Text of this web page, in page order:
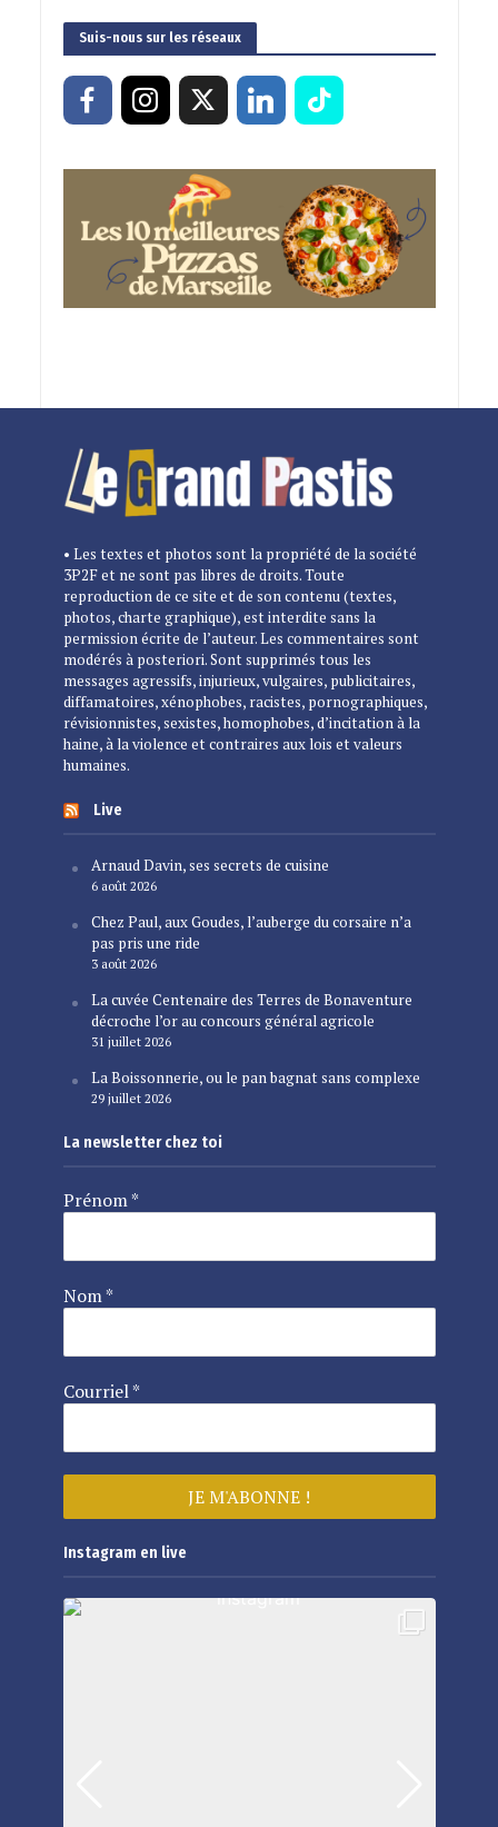
Suis-nous sur les réseaux
• Les textes et photos sont la propriété de la société
3P2F et ne sont pas libres de droits. Toute
reproduction de ce site et de son contenu (textes,
photos, charte graphique), est interdite sans la
permission écrite de l’auteur. Les commentaires sont
modérés à posteriori. Sont supprimés tous les
messages agressifs, injurieux, vulgaires, publicitaires,
diffamatoires, xénophobes, racistes, pornographiques,
révisionnistes, sexistes, homophobes, d’incitation à la
haine, à la violence et contraires aux lois et valeurs
humaines.
Live
Arnaud Davin, ses secrets de cuisine
6 août 2026
Chez Paul, aux Goudes, l’auberge du corsaire n’a
pas pris une ride
3 août 2026
La cuvée Centenaire des Terres de Bonaventure
décroche l’or au concours général agricole
31 juillet 2026
La Boissonnerie, ou le pan bagnat sans complexe
29 juillet 2026
La newsletter chez toi
Prénom*
Nom*
Courriel*
Instagram en live